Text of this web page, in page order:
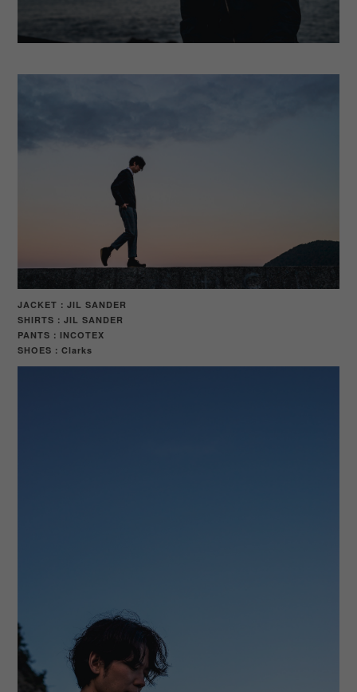
JACKET：JIL SANDER
SHIRTS：JIL SANDER
PANTS：INCOTEX
SHOES ：Clarks